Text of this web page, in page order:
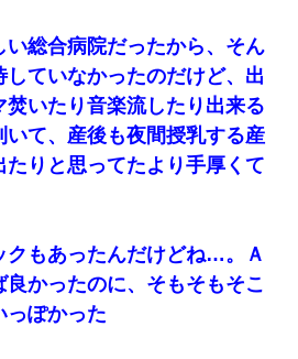
びこんでみよう！」→ 結果
いえ、私が本来の妻。許可なく結婚す
るの？離婚届を記入して持って来い」
・・
悪いと思うなら慰謝料を払って離婚し
ってますね」「お前、これが詐欺だっ
とお見合いをしてくれと頼まれた。父
んだったので、父も喜んで私の写真を
い総合病院だったから、そん
ていなかったのだけど、出
焚いたり音楽流したり出来る
いて、産後も夜間授乳する産
りと思ってたより手厚くて
クもあったんだけどね…。Ａ
かったのに、そもそもそこ
っぽかった